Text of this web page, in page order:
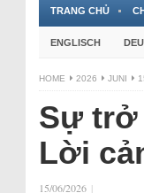
TRANG CHỦ
ENGLISCH
HOME 2026 JUNI
Sự trở
Lời
15/06/2026 |